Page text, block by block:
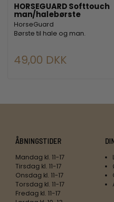
HORSEGUARD Softtouch
man/halebørste
HorseGuard
Børste til hale og man.
49,00 DKK
ÅBNINGSTIDER
Mandag kl. 11-17
Tirsdag kl. 11-17
Onsdag kl. 11-17
Torsdag kl. 11-17
Fredag kl. 11-17